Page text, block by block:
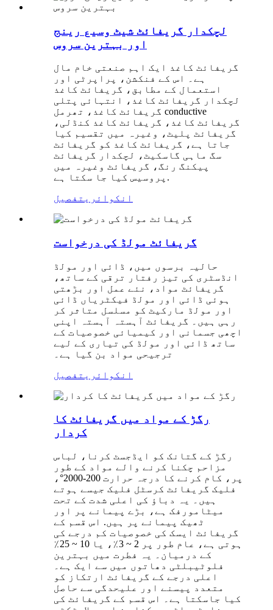
لچکدار گریفائٹ شیٹ وسیع رینج
اور بہترین سروس
گریفائٹ کاغذ ایک اہم صنعتی خام مال
ہے۔ اس کے فنکشن، پراپرٹی اور
استعمال کے مطابق، گریفائٹ کاغذ
لچکدار گریفائٹ کاغذ، انتہائی پتلی
گریفائٹ کاغذ، تھرمل conductive
گریفائٹ کاغذ، گریفائٹ کاغذ کنڈلی،
گریفائٹ پلیٹ، وغیرہ میں تقسیم کیا
جاتا ہے، گریفائٹ کاغذ کو گریفائٹ
سگ ماہی گاسکیٹ، لچکدار گریفائٹ
پیکنگ رنگ، گریفائٹ وغیرہ میں
پروسیس کیا جا سکتا ہے.
انکوائری تفصیل
گریفائٹ مولڈ کی درخواست
حالیہ برسوں میں، ڈائی اور مولڈ
انڈسٹری کی تیز رفتار ترقی کے ساتھ،
گریفائٹ مواد، نئے عمل اور بڑھتی
ہوئی ڈائی اور مولڈ فیکٹریاں ڈائی
اور مولڈ مارکیٹ کو مسلسل متاثر کر
رہی ہیں۔ گریفائٹ آہستہ آہستہ اپنی
اچھی جسمانی اور کیمیائی خصوصیات کے
ساتھ ڈائی اور مولڈ کی تیاری کے لیے
ترجیحی مواد بن گیا ہے۔
انکوائری تفصیل
رگڑ کے مواد میں گریفائٹ کا
کردار
رگڑ کے گتانک کو ایڈجسٹ کرنا، لباس
مزاحم چکنا کرنے والے مواد کے طور
پر، کام کرنے کا درجہ حرارت 200-2000°،
فلیک گریفائٹ کرسٹل فلیک جیسے ہوتے
ہیں۔ یہ دباؤ کی اعلی شدت کے تحت
میٹامورفک ہے، بڑے پیمانے پر اور
ٹھیک پیمانے پر ہیں. اس قسم کے
گریفائٹ ایسک کی خصوصیات کم درجے کی
ہوتی ہے، عام طور پر 2 ~ 3٪، یا 10 ~ 25٪
کے درمیان۔ یہ فطرت میں بہترین
فلوٹیبلٹی دھاتوں میں سے ایک ہے۔
اعلی درجے کے گریفائٹ ارتکاز کو
متعدد پیسنے اور علیحدگی سے حاصل
کیا جاسکتا ہے۔ اس قسم کے گریفائٹ کی